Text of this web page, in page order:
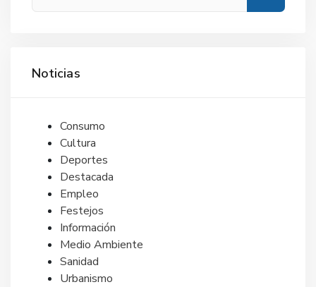
Noticias
Consumo
Cultura
Deportes
Destacada
Empleo
Festejos
Información
Medio Ambiente
Sanidad
Urbanismo